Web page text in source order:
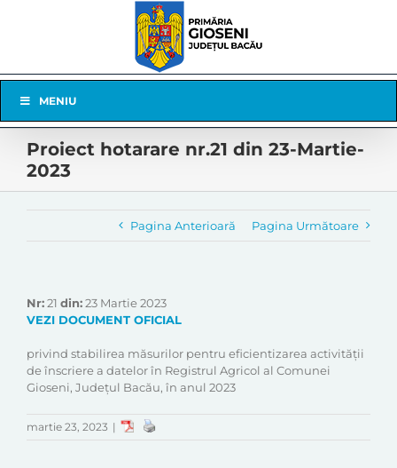
Navigation
MENIU
Proiect hotarare nr.21 din 23-Martie-
2023
Pagina Anterioară Pagina Următoare
Nr:21 din:23 Martie 2023
VEZI DOCUMENT OFICIAL
privind stabilirea măsurilor pentru eficientizarea activității
de înscriere a datelor în Registrul Agricol al Comunei
Gioseni, Județul Bacău, în anul 2023
martie 23, 2023 |